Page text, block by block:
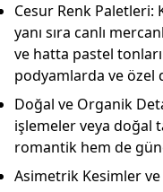
Cesur Renk Paletleri:
yanı sıra canlı
ve hatta pastel
podyamlarda ve özel
Doğal ve Organik
işlemeler veya doğal
romantik hem de
Asimetrik Kesimler